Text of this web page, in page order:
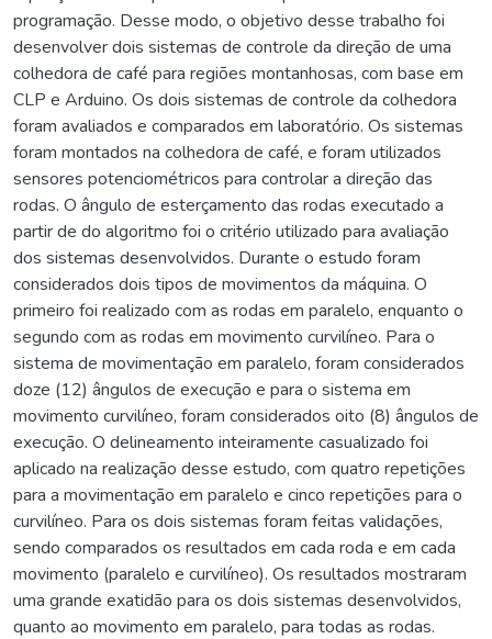
programação. Desse modo, o objetivo desse trabalho foi
desenvolver dois sistemas de controle da direção de uma
colhedora de café para regiões montanhosas, com base em
CLP e Arduino. Os dois sistemas de controle da colhedora
foram avaliados e comparados em laboratório. Os sistemas
foram montados na colhedora de café, e foram utilizados
sensores potenciométricos para controlar a direção das
rodas. O ângulo de esterçamento das rodas executado a
partir de do algoritmo foi o critério utilizado para avaliação
dos sistemas desenvolvidos. Durante o estudo foram
considerados dois tipos de movimentos da máquina. O
primeiro foi realizado com as rodas em paralelo, enquanto o
segundo com as rodas em movimento curvilíneo. Para o
sistema de movimentação em paralelo, foram considerados
doze (12) ângulos de execução e para o sistema em
movimento curvilíneo, foram considerados oito (8) ângulos de
execução. O delineamento inteiramente casualizado foi
aplicado na realização desse estudo, com quatro repetições
para a movimentação em paralelo e cinco repetições para o
curvilíneo. Para os dois sistemas foram feitas validações,
sendo comparados os resultados em cada roda e em cada
movimento (paralelo e curvilíneo). Os resultados mostraram
uma grande exatidão para os dois sistemas desenvolvidos,
quanto ao movimento em paralelo, para todas as rodas.